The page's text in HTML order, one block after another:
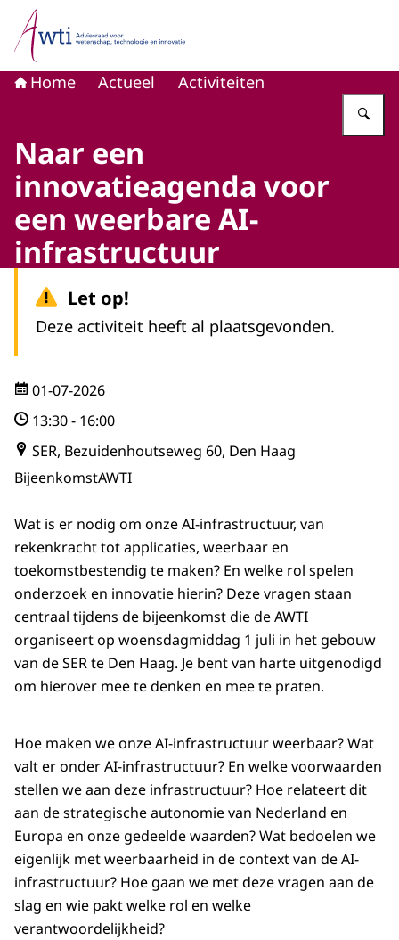
Naar de homepage van Adviesraad voor wetenschap,
Home Actueel Activiteiten
Naar een
innovatieagenda voor
een weerbare AI-
infrastructuur
Let op!
Deze activiteit heeft al plaatsgevonden.
01-07-2026
13:30- 16:00
SER, Bezuidenhoutseweg 60, Den Haag
BijeenkomstAWTI
Wat is er nodig om onze AI-infrastructuur, van
rekenkracht tot applicaties, weerbaar en
toekomstbestendig te maken? En welke rol spelen
onderzoek en innovatie hierin? Deze vragen staan
centraal tijdens de bijeenkomst die de AWTI
organiseert op woensdagmiddag 1 juli in het gebouw
van de SER te Den Haag. Je bent van harte uitgenodigd
om hierover mee te denken en mee te praten.
Hoe maken we onze AI-infrastructuur weerbaar? Wat
valt er onder AI-infrastructuur? En welke voorwaarden
stellen we aan deze infrastructuur? Hoe relateert dit
aan de strategische autonomie van Nederland en
Europa en onze gedeelde waarden? Wat bedoelen we
eigenlijk met weerbaarheid in de context van de AI-
infrastructuur? Hoe gaan we met deze vragen aan de
slag en wie pakt welke rol en welke
verantwoordelijkheid?